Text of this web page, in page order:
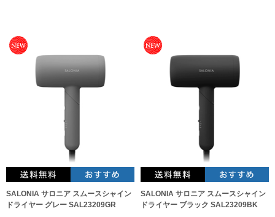
SALONIA サロニア スムースシャイン
ドライヤー グレー SAL23209GR
SALONIA サロニア スムースシャイン
ドライヤー ブラック SAL23209BK